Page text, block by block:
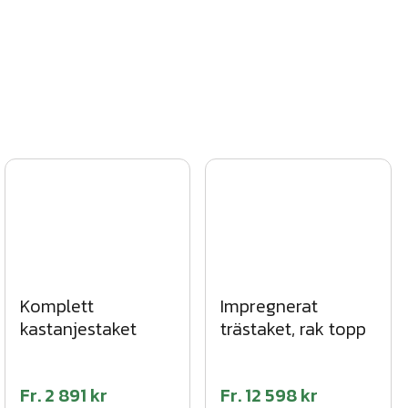
Komplett
kastanjestaket
Fr.2 891 kr
Impregnerat
trästaket, rak topp
Fr.12 598 kr